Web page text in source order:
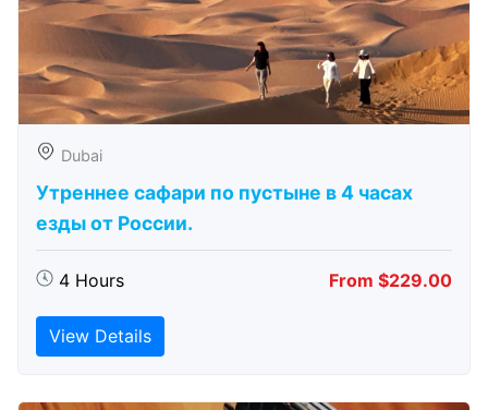
Dubai
Утреннее сафари по пустыне в 4 часах
езды от России.
4 Hours From $229.00
View Details